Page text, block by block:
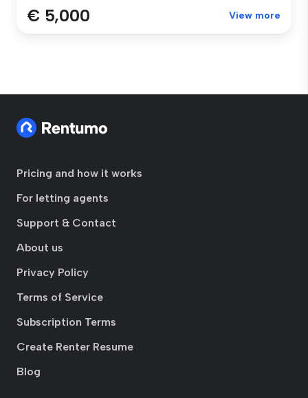
€ 5,000 View more
Pricing and how it works
For letting agents
Support & Contact
About us
Privacy Policy
Terms of Service
Subscription Terms
Create Renter Resume
Blog